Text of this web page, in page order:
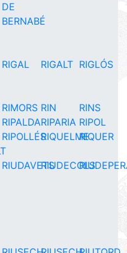
DE
BERNABÉ
RIGAL RIGALT RIGLÓS
RIMORS RIN
RINS
RIPALDARIPARIA RIPOL
RIPOLLÉSRIQUELMERIQUER
RIUDAVETSRIUDECOLS